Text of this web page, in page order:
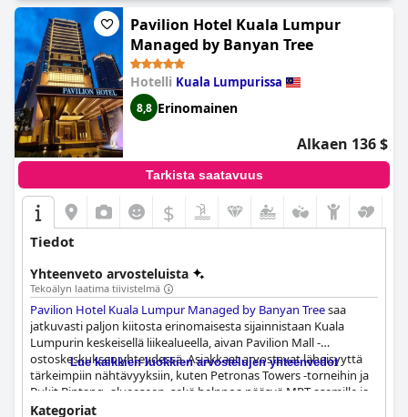
Pavilion Hotel Kuala Lumpur
Managed by Banyan Tree
Hotelli Kuala Lumpurissa
8,8 Erinomainen
Alkaen 136 $
Tarkista saatavuus
$
Tiedot
Yhteenveto arvosteluista
Tekoälyn laatima tiivistelmä
Pavilion Hotel Kuala Lumpur Managed by Banyan Treesaa
jatkuvasti paljon kiitosta erinomaisesta sijainnistaan Kuala
Lumpurin keskeisellä liikealueella, aivan Pavilion Mall -
ostoskeskuksen yhteydessä. Asiakkaat arvostavat läheisyyttä
tärkeimpiin nähtävyyksiin, kuten Petronas Towers -torneihin ja
Bukit Bintang -alueeseen, sekä helppoa pääsyä MRT-asemille ja
bussipysäkeille, mikä tekee siitä ihanteellisen ostoksille,
Lue kaikkien luokkien arvostelujen yhteenvedot
Kategoriat